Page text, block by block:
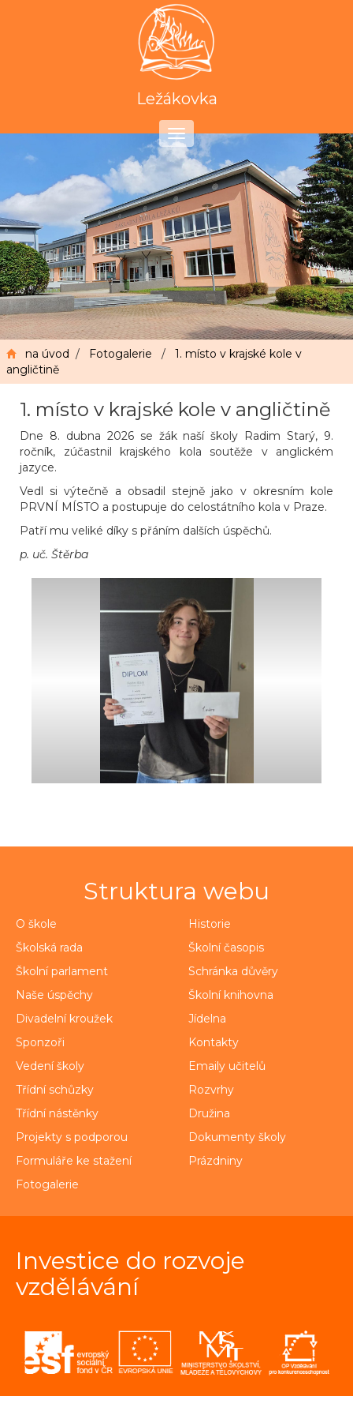
Ležákovka
Toggle
navigation
na úvod / Fotogalerie / 1. místo v krajské kole v
angličtině
1. místo v krajské kole v angličtině
Dne 8. dubna 2026 se žák naší školy Radim Starý, 9.
ročník, zúčastnil krajského kola soutěže v anglickém
jazyce.
Vedl si výtečně a obsadil stejně jako v okresním kole
PRVNÍ MÍSTO a postupuje do celostátního kola v Praze.
Patří mu veliké díky s přáním dalších úspěchů.
p. uč. Štěrba
Struktura webu
O škole
Historie
Školská rada
Školní časopis
Školní parlament
Schránka důvěry
Naše úspěchy
Školní knihovna
Divadelní kroužek
Jídelna
Sponzoři
Kontakty
Vedení školy
Emaily učitelů
Třídní schůzky
Rozvrhy
Třídní nástěnky
Družina
Projekty s podporou
Dokumenty školy
Formuláře ke stažení
Prázdniny
Fotogalerie
Investice do rozvoje
vzdělávání